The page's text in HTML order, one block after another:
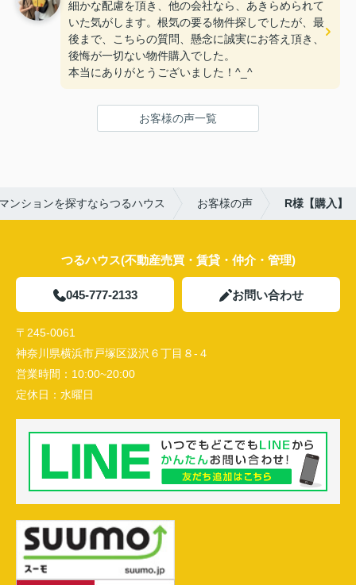
細かな配慮を頂き、他の会社なら、あきらめられて
いた気がします。根気の要る物件探しでしたが、最
後まで、こちらの質問、懸念に誠実にお答え頂き、
後悔が一切ない物件購入でした。
本当にありがとうございました！^_^
お客様の声一覧
ンションを探すならつるハウス お客様の声 R様【購入】
つるハウス(不動産売買・賃貸・仲介・管理)
045-777-2133 お問い合わせ
〒245-0061
神奈川県横浜市戸塚区汲沢６丁目８-４
営業時間： 10:00~20:00
定休日： 水曜日